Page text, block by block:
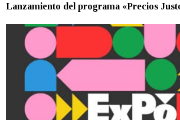
Lanzamiento del programa «Precios